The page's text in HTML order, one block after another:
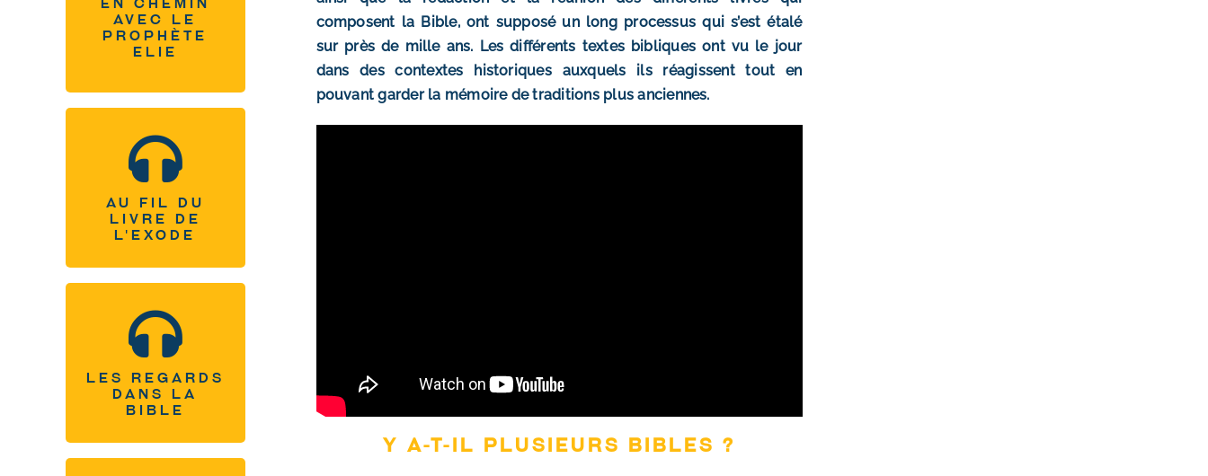
En chemin
avec le
prophète
Elie
Tous les podcasts
Au fil du
livre de
l'Exode
Au fil du livre de
l’Exode
Tous les podcasts
Les regards
dans la
bible
Les regards dans la
Tous les podcasts
composent la Bible, ont supposé un long processus qui s’est étalé
sur près de mille ans. Les différents textes bibliques ont vu le jour
dans des contextes historiques auxquels ils réagissent tout en
pouvant garder la mémoire de traditions plus anciennes.
Y a-t-il plusieurs Bibles ?